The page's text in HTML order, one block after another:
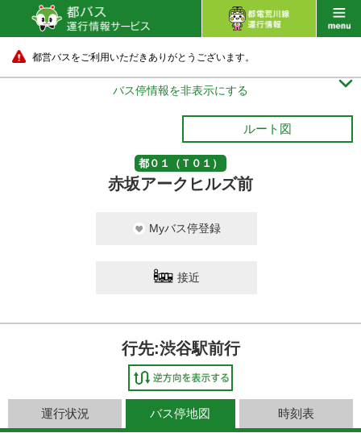
都営バスをご利用いただきありがとうございます。
バス停情報を非表示にする 
ルート図
都０１（Ｔ０１）
赤坂アークヒルズ前
Myバス停登録
接近
行先:渋谷駅前行
運行状況 バス停地図 時刻表